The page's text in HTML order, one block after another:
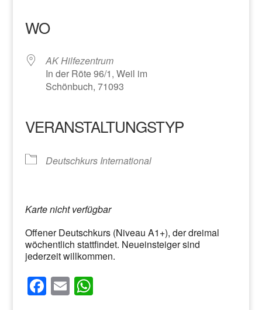
WO
AK Hilfezentrum
In der Röte 96/1, Weil im
Schönbuch, 71093
VERANSTALTUNGSTYP
Deutschkurs International
Karte nicht verfügbar
Offener Deutschkurs (Niveau A1+), der dreimal
wöchentlich stattfindet. Neueinsteiger sind
jederzeit willkommen.
F E W